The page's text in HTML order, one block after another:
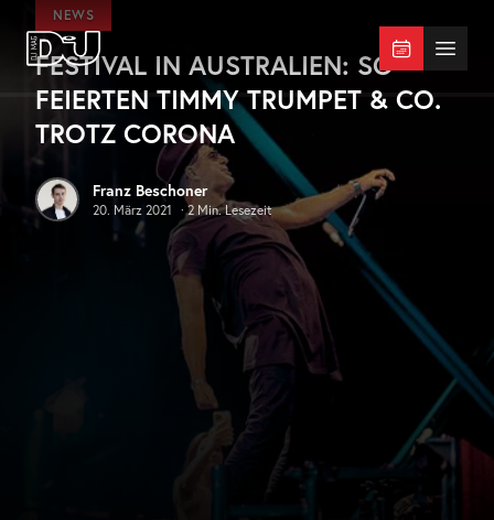
Zum Hauptinhalt springen
DJ Mag Germany Menü
NEWS
FESTIVAL IN AUSTRALIEN: SO
FEIERTEN TIMMY TRUMPET & CO.
TROTZ CORONA
Franz Beschoner
20. März 2021 ·2 Min. Lesezeit